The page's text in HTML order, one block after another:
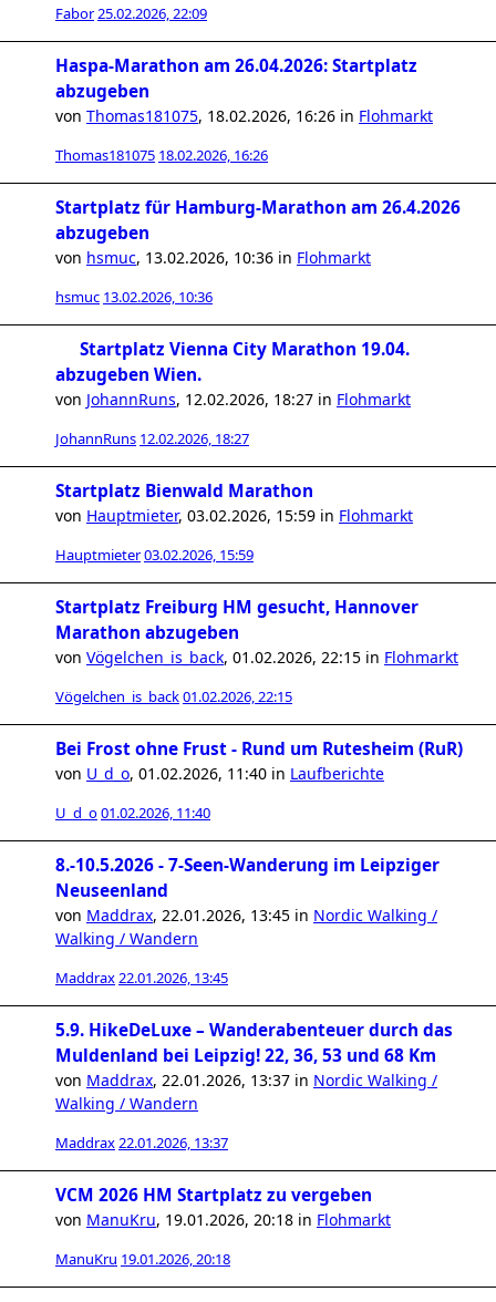
Fabor25.02.2026, 22:09
Haspa-Marathon am 26.04.2026: Startplatz
abzugeben
von Thomas181075, 18.02.2026, 16:26 in Flohmarkt
Thomas181075 18.02.2026, 16:26
Startplatz für Hamburg-Marathon am 26.4.2026
abzugeben
von hsmuc, 13.02.2026, 10:36 in Flohmarkt
hsmuc 13.02.2026, 10:36
Startplatz Vienna City Marathon 19.04.
abzugeben Wien.
von JohannRuns, 12.02.2026, 18:27 in Flohmarkt
JohannRuns 12.02.2026, 18:27
Startplatz Bienwald Marathon
von Hauptmieter, 03.02.2026, 15:59 in Flohmarkt
Hauptmieter03.02.2026, 15:59
Startplatz Freiburg HM gesucht, Hannover
Marathon abzugeben
von Vögelchen_is_back, 01.02.2026, 22:15 in Flohmarkt
Vögelchen_is_back01.02.2026, 22:15
Bei Frost ohne Frust - Rund um Rutesheim (RuR)
von U_d_o, 01.02.2026, 11:40 in Laufberichte
U_d_o01.02.2026, 11:40
8.-10.5.2026 - 7-Seen-Wanderung im Leipziger
Neuseenland
von Maddrax, 22.01.2026, 13:45 in Nordic Walking /
Walking / Wandern
Maddrax22.01.2026, 13:45
5.9. HikeDeLuxe – Wanderabenteuer durch das
Muldenland bei Leipzig! 22, 36, 53 und 68 Km
von Maddrax, 22.01.2026, 13:37 in Nordic Walking /
Walking / Wandern
Maddrax22.01.2026, 13:37
VCM 2026 HM Startplatz zu vergeben
von ManuKru, 19.01.2026, 20:18 in Flohmarkt
ManuKru 19.01.2026, 20:18